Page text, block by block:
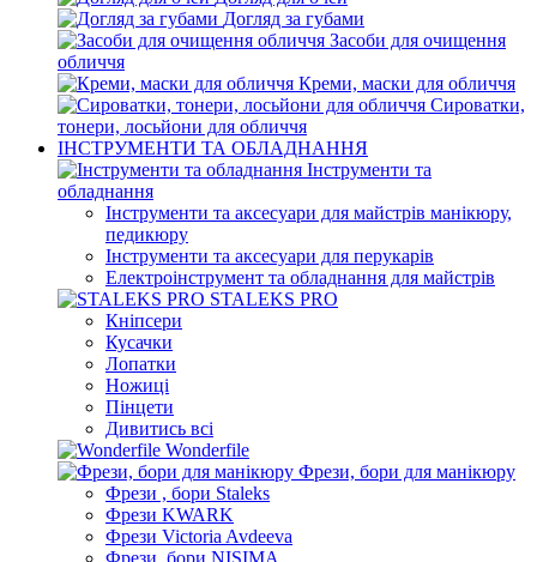
Догляд за губами
Засоби для очищення
обличчя
Креми, маски для обличчя
Сироватки,
тонери, лосьйони для обличчя
ІНСТРУМЕНТИ ТА ОБЛАДНАННЯ
Інструменти та
обладнання
Інструменти та аксесуари для майстрів манікюру,
педикюру
Інструменти та аксесуари для перукарів
Електроінструмент та обладнання для майстрів
STALEKS PRO
Кніпсери
Кусачки
Лопатки
Ножиці
Пінцети
Дивитись всі
Wonderfile
Фрези, бори для манікюру
Фрези , бори Staleks
Фрези KWARK
Фрези Victoria Avdeeva
Фрези, бори NISIMA